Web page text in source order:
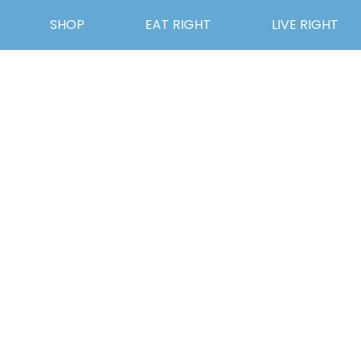
SHOP EAT RIGHT LIVE RIGHT